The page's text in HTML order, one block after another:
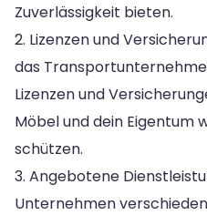
Zuverlässigkeit bieten.
2. Lizenzen und
das
Lizenzen und
Möbel und dein Eigentum
schützen.
3. Angebotene
Unternehmen